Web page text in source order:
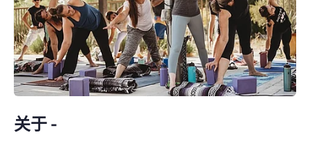
关于 -